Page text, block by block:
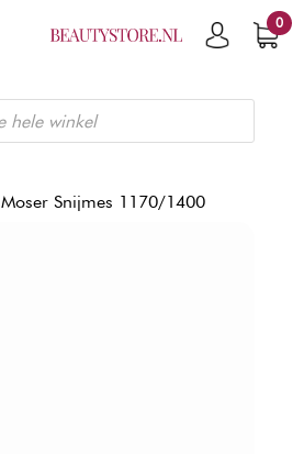
0
Moser Snijmes 1170/1400